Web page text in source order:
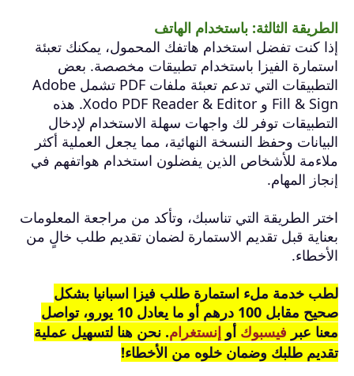
الطريقة الثالثة: باستخدام الهاتف
إذا كنت تفضل استخدام هاتفك المحمول، يمكنك تعبئة
استمارة الفيزا باستخدام تطبيقات مخصصة. بعض
التطبيقات التي تدعم تعبئة ملفات PDF تشمل Adobe
Fill & Sign و Xodo PDF Reader & Editor. هذه
التطبيقات توفر لك واجهات سهلة الاستخدام لإدخال
البيانات وحفظ النسخة النهائية، مما يجعل العملية أكثر
ملاءمة للأشخاص الذين يفضلون استخدام هواتفهم في
إنجاز المهام.
اختر الطريقة التي تناسبك، وتأكد من مراجعة المعلومات
بعناية قبل تقديم الاستمارة لضمان تقديم طلب خالٍ من
الأخطاء.
لطب خدمة ملء استمارة طلب فيزا اسبانيا بشكل
صحيح مقابل 100 درهم أو ما يعادل 10 يورو، تواصل
معنا عبر فيسبوك أو إنستغرام. نحن هنا لتسهيل عملية
تقديم طلبك وضمان خلوه من الأخطاء!